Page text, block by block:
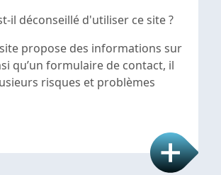
il déconseillé d'utiliser ce site ?
propose des informations sur
qu’un formulaire de contact, il
risques et problèmes